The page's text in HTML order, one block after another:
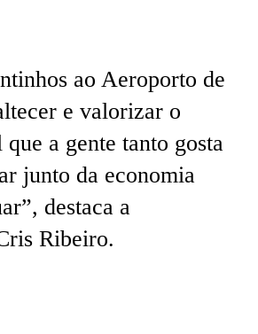
ao Aeroporto de
e valorizar o
a gente tanto gosta
junto da economia
destaca a
Ribeiro.